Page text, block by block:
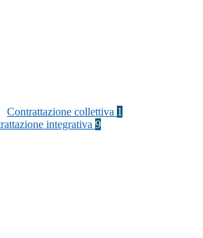
Contrattazione collettiva 1
integrativa 9